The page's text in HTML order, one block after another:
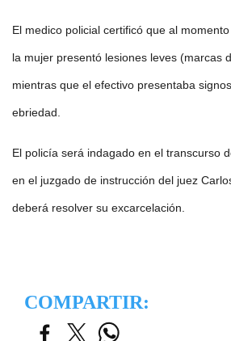
El medico policial certificó que al
la mujer presentó lesiones leves (marcas
mientras que el efectivo presentaba
ebriedad.
El policía será indagado en el transcurso
en el juzgado de instrucción del juez
deberá resolver su excarcelación.
COMPARTIR: